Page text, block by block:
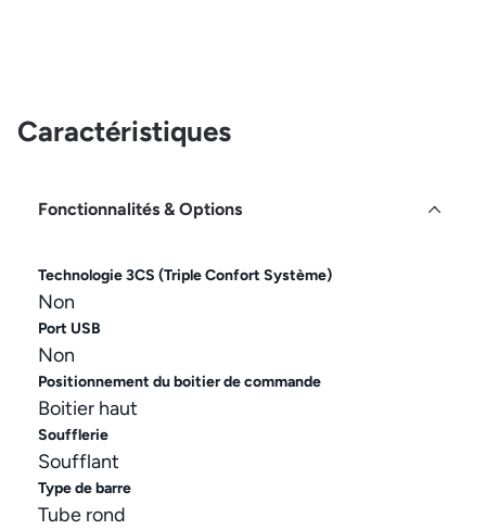
Caractéristiques
Fonctionnalités & Options
Technologie 3CS (Triple Confort Système)
Non
Port USB
Non
Positionnement du boitier de commande
Boitier haut
Soufflerie
Soufflant
Type de barre
Tube rond